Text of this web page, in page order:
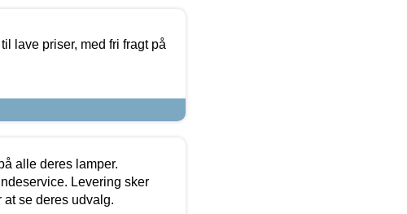
lave priser, med fri fragt på
alle deres lamper.
Levering sker
se deres udvalg.